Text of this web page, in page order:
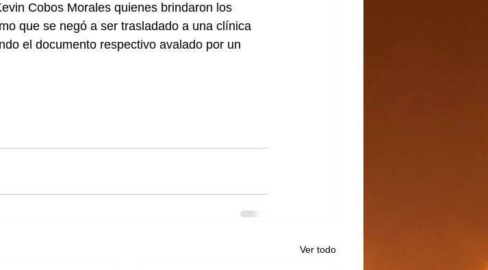
Cobos Morales quienes brindaron los
que se negó a ser trasladado a una clínica
el documento respectivo avalado por un
Ver todo